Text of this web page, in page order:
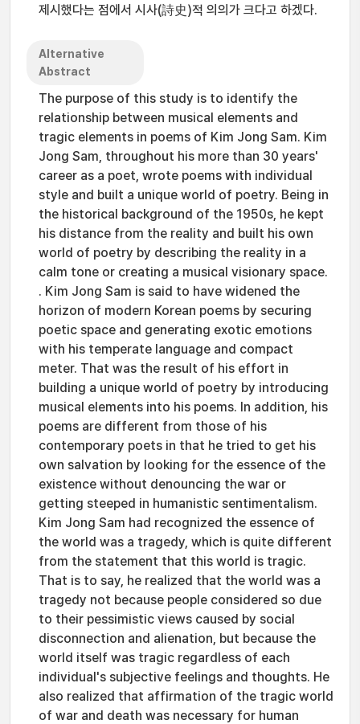
제시했다는 점에서 시사(詩史)적 의의가 크다고 하겠다.
Alternative
Abstract
The purpose of this study is to identify the
relationship between musical elements and
tragic elements in poems of Kim Jong Sam. Kim
Jong Sam, throughout his more than 30 years'
career as a poet, wrote poems with individual
style and built a unique world of poetry. Being in
the historical background of the 1950s, he kept
his distance from the reality and built his own
world of poetry by describing the reality in a
calm tone or creating a musical visionary space.
. Kim Jong Sam is said to have widened the
horizon of modern Korean poems by securing
poetic space and generating exotic emotions
with his temperate language and compact
meter. That was the result of his effort in
building a unique world of poetry by introducing
musical elements into his poems. In addition, his
poems are different from those of his
contemporary poets in that he tried to get his
own salvation by looking for the essence of the
existence without denouncing the war or
getting steeped in humanistic sentimentalism.
Kim Jong Sam had recognized the essence of
the world was a tragedy, which is quite different
from the statement that this world is tragic.
That is to say, he realized that the world was a
tragedy not because people considered so due
to their pessimistic views caused by social
disconnection and alienation, but because the
world itself was tragic regardless of each
individual's subjective feelings and thoughts. He
also realized that affirmation of the tragic world
of war and death was necessary for human